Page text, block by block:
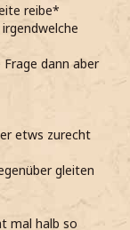
reibe*
dann aber
etws zurecht
gleiten
mal halb so